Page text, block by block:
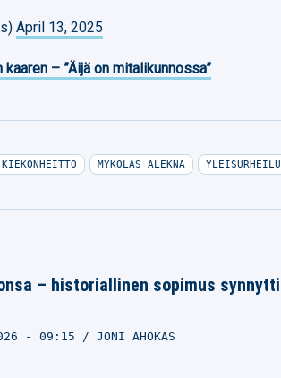
April 13, 2025
– ”Äijä on mitalikunnossa”
KIEKONHEITTO MYKOLAS ALEKNA YLEISURHEILU
– historiallinen sopimus synnytti
- 09:15 JONI AHOKAS